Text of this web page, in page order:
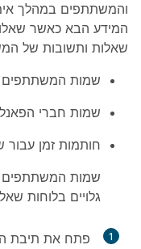
והמשתתפים במהלך
המידע הבא כאשר
שאלות ותשובות של
שמות
שמות חברי
חותמות זמן
שמות המשתתפים
גלויים בלוחות
1 פתח את תיבת